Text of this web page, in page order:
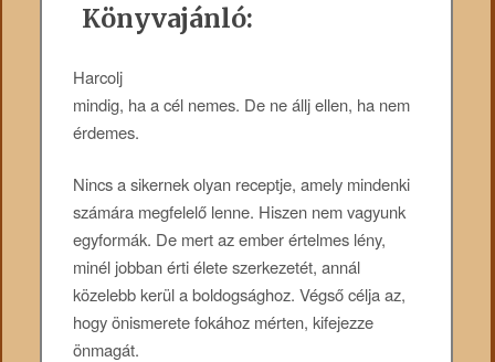
Könyvajánló:
Harcolj
mindig, ha a cél nemes. De ne állj ellen, ha nem
érdemes.
Nincs a sikernek olyan receptje, amely mindenki
számára megfelelő lenne. Hiszen nem vagyunk
egyformák. De mert az ember értelmes lény,
minél jobban érti élete szerkezetét, annál
közelebb kerül a boldogsághoz. Végső célja az,
hogy önismerete fokához mérten, kifejezze
önmagát.